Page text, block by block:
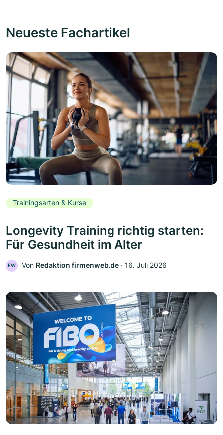
Neueste Fachartikel
Trainingsarten & Kurse
Longevity Training richtig starten:
Für Gesundheit im Alter
FW Von Redaktion firmenweb.de ‧ 16. Juli 2026